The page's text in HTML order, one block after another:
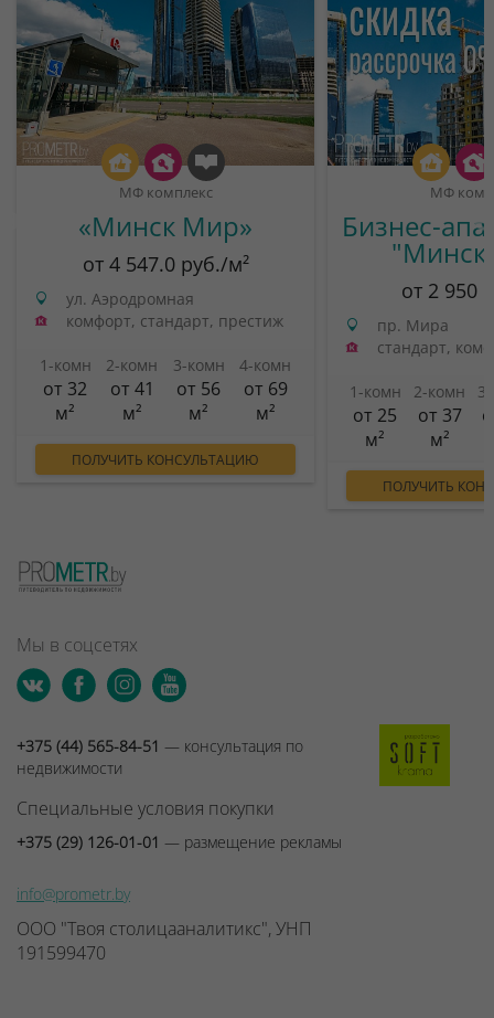
МФ комплекс
«Минск Мир»
от 4 547.0 руб./м²
ул. Аэродромная
комфорт, стандарт, престиж
1-комн
от 32
м²
2-комн
от 41
м²
3-комн
от 56
м²
4-комн
от 69
м²
ПОЛУЧИТЬ КОНСУЛЬТАЦИЮ
МФ
Бизнес-
от 2 950
пр. Мира
стандарт,
1-комн
от 25
м²
2-комн
от 37
м²
ПОЛУЧИТЬ
Мы в соцсетях
+375 (44) 565-84-51 — консультация по
недвижимости
Специальные условия покупки
+375 (29) 126-01-01 — размещение рекламы
info@prometr.by
ООО "Твоя столицааналитикс", УНП
191599470